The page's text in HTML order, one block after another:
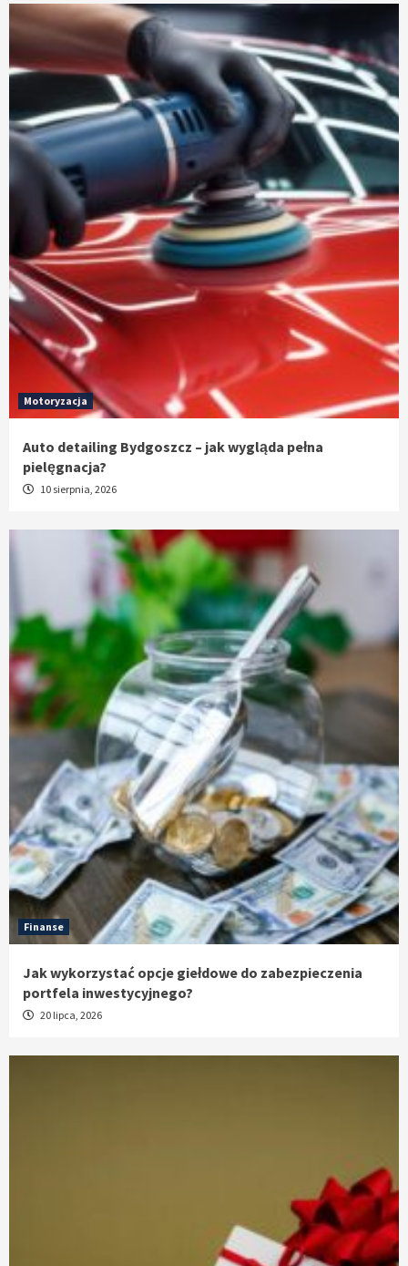
Motoryzacja
Auto detailing Bydgoszcz – jak wygląda pełna
pielęgnacja?
10 sierpnia, 2026
Finanse
Jak wykorzystać opcje giełdowe do zabezpieczenia
portfela inwestycyjnego?
20 lipca, 2026